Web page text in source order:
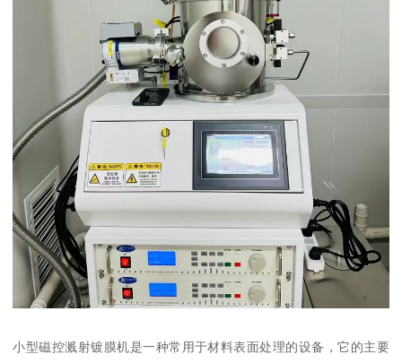
小型磁控溅射镀膜机是一种常用于材料表面处理的设备，它的主要